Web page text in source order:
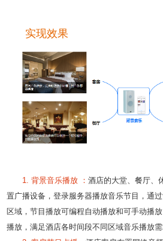
实现效果
1. 背景音乐播放 ： 酒店的大堂、餐厅、
置广播设备，登录服务器播放音乐节目，通
区域，节目播放可编程自动播放和可手动播
播放，满足酒店各时间段不同区域音乐播放需